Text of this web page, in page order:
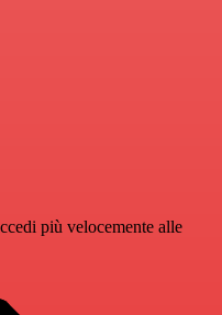
più velocemente alle